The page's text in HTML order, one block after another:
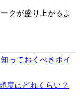
クが盛り上がるよ
っておくべきポイ
度はどれくらい？